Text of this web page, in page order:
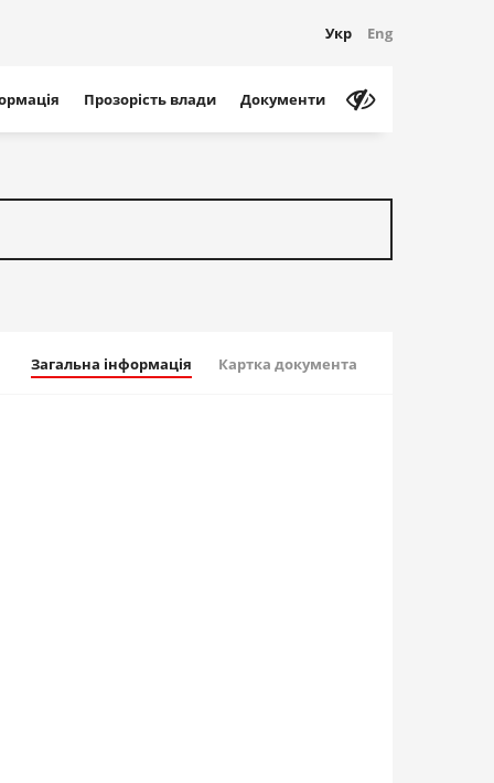
Укр Eng
Прозорість влади Документи
Загальна інформація Картка документа